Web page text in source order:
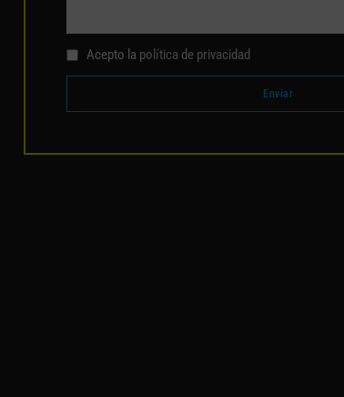
Acepto la política de privacidad
Enviar